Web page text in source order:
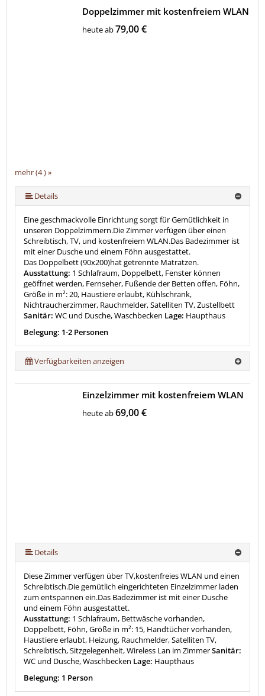
mehr (4 ) »
Doppelzimmer mit kostenfreiem WLAN
heute ab79,00 €
Details
Eine geschmackvolle Einrichtung sorgt für Gemütlichkeit in
unseren Doppelzimmern.Die Zimmer verfügen über einen
Schreibtisch, TV, und kostenfreiem WLAN.Das Badezimmer ist
mit einer Dusche und einem Föhn ausgestattet.
Das Doppelbett (90x200)hat getrennte Matratzen.
Ausstattung: 1 Schlafraum, Doppelbett, Fenster können
geöffnet werden, Fernseher, Fußende der Betten offen, Föhn,
Größe in m²: 20, Haustiere erlaubt, Kühlschrank,
Nichtraucherzimmer, Rauchmelder, Satelliten TV, Zustellbett
Sanitär: WC und Dusche, Waschbecken Lage: Haupthaus
Belegung: 1-2 Personen
Verfügbarkeiten anzeigen
Einzelzimmer mit kostenfreiem WLAN
heute ab69,00 €
Details
Diese Zimmer verfügen über TV,kostenfreies WLAN und einen
Schreibtisch.Die gemütlich eingerichteten Einzelzimmer laden
zum entspannen ein.Das Badezimmer ist mit einer Dusche
und einem Föhn ausgestattet.
Ausstattung: 1 Schlafraum, Bettwäsche vorhanden,
Doppelbett, Föhn, Größe in m²: 15, Handtücher vorhanden,
Haustiere erlaubt, Heizung, Rauchmelder, Satelliten TV,
Schreibtisch, Sitzgelegenheit, Wireless Lan im ZimmerSanitär:
WC und Dusche, Waschbecken Lage: Haupthaus
Belegung: 1 Person